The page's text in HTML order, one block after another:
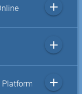
add
add
Platform add